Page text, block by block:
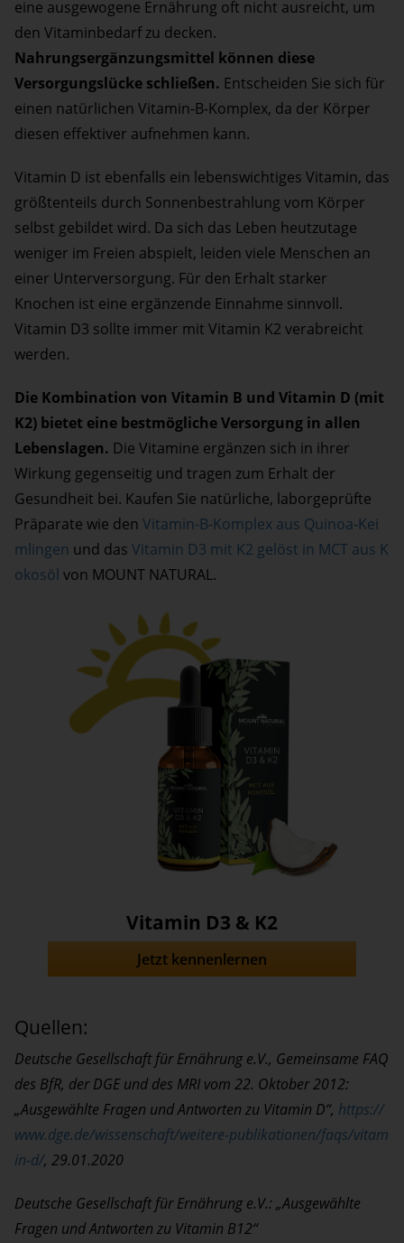
eine ausgewogene Ernährung oft nicht ausreicht, um
den Vitaminbedarf zu decken.
Nahrungsergänzungsmittel können diese
Versorgungslücke schließen. Entscheiden Sie sich für
einen natürlichen Vitamin-B-Komplex, da der Körper
diesen effektiver aufnehmen kann.
Vitamin D ist ebenfalls ein lebenswichtiges Vitamin, das
größtenteils durch Sonnenbestrahlung vom Körper
selbst gebildet wird. Da sich das Leben heutzutage
weniger im Freien abspielt, leiden viele Menschen an
einer Unterversorgung. Für den Erhalt starker
Knochen ist eine ergänzende Einnahme sinnvoll.
Vitamin D3 sollte immer mit Vitamin K2 verabreicht
werden.
Die Kombination von Vitamin B und Vitamin D (mit
K2) bietet eine bestmögliche Versorgung in allen
Lebenslagen. Die Vitamine ergänzen sich in ihrer
Wirkung gegenseitig und tragen zum Erhalt der
Gesundheit bei. Kaufen Sie natürliche, laborgeprüfte
Präparate wie den Vitamin-B-Komplex aus Quinoa-Kei
mlingen und das Vitamin D3 mit K2 gelöst in MCT aus K
okosöl von MOUNT NATURAL.
Vitamin D3 & K2
Jetzt kennenlernen
Quellen:
Deutsche Gesellschaft für Ernährung e.V., Gemeinsame FAQ
des BfR, der DGE und des MRI vom 22. Oktober 2012:
„Ausgewählte Fragen und Antworten zu Vitamin D“, https://
www.dge.de/wissenschaft/weitere-publikationen/faqs/vitam
in-d/, 29.01.2020
Deutsche Gesellschaft für Ernährung e.V.: „Ausgewählte
Fragen und Antworten zu Vitamin B12“